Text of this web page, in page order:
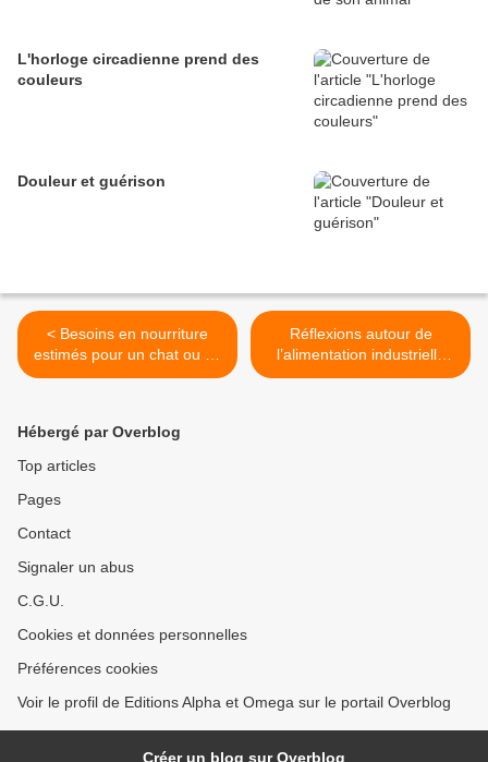
L'horloge circadienne prend des
couleurs
Douleur et guérison
< Besoins en nourriture
estimés pour un chat ou un
chaton
Réflexions autour de
l’alimentation industrielle
animale >
Hébergé par Overblog
Top articles
Pages
Contact
Signaler un abus
C.G.U.
Cookies et données personnelles
Préférences cookies
Voir le profil de Editions Alpha et Omega sur le portail Overblog
Créer un blog sur Overblog